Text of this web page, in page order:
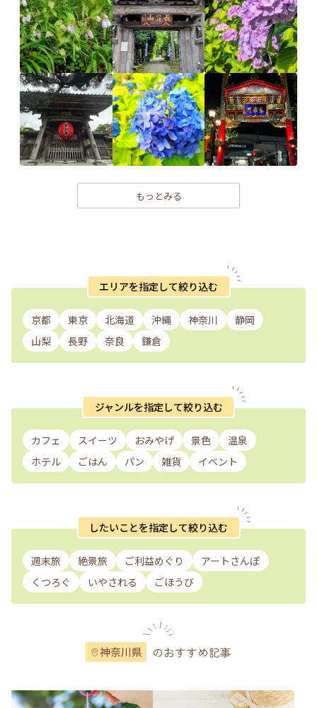
もっとみる
エリアを指定して絞り込む
京都 東京 北海道 沖縄 神奈川
静岡
山梨
長野 奈良 鎌倉
ジャンルを指定して絞り込む
カフェ スイーツ おみやげ 景色
温泉
ホテル
ごはん パン 雑貨 イベント
したいことを指定して絞り込む
週末旅 絶景旅 ご利益めぐり
アートさんぽ
くつろぐ
いやされる ごほうび
神奈川県 のおすすめ記事